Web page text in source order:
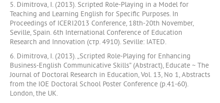
5. Dimitrova, I. (2013). Scripted Role-Playing in a Model for
Teaching and Learning English for Specific Purposes. In
Proceedings of ICERI2013 Conference, 18th-20th November,
Seville, Spain. 6th International Conference of Education
Research and Innovation (стр. 4910). Seville: IATED.
6. Dimitrova, I. (2013). „Scripted Role-Playing for Enhancing
Business-English Communicative Skills” (Abstract), Educate ~ The
Journal of Doctoral Research in Education, Vol. 13, No 1, Abstracts
from the IOE Doctoral School Poster Conference (p.41-60).
London, the UK.